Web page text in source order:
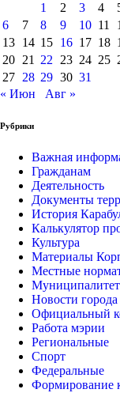
1
2 3 4
6
7 8 9 10 11
13 14 15 16 17 18
20 21 22 23 24 25
27 28 29 30 31
« Июн
Авг »
Рубрики
Важная
Гражданам
Деятельность
Документы
История
Калькулятор
Культура
Материалы
Местные
Муниципалитет
Новости города
Официальный
Работа мэрии
Региональные
Спорт
Федеральные
Формирование